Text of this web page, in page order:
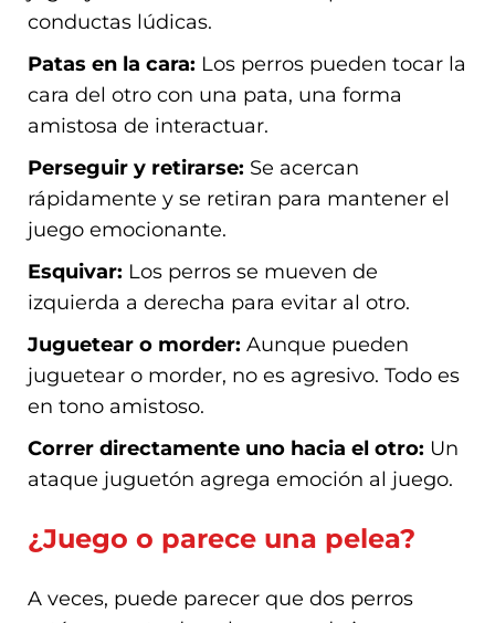
conductas lúdicas.
Patas en la cara: Los perros pueden tocar la
cara del otro con una pata, una forma
amistosa de interactuar.
Perseguir y retirarse: Se acercan
rápidamente y se retiran para mantener el
juego emocionante.
Esquivar: Los perros se mueven de
izquierda a derecha para evitar al otro.
Juguetear o morder: Aunque pueden
juguetear o morder, no es agresivo. Todo es
en tono amistoso.
Correr directamente uno hacia el otro: Un
ataque juguetón agrega emoción al juego.
¿Juego o parece una pelea?
A veces, puede parecer que dos perros